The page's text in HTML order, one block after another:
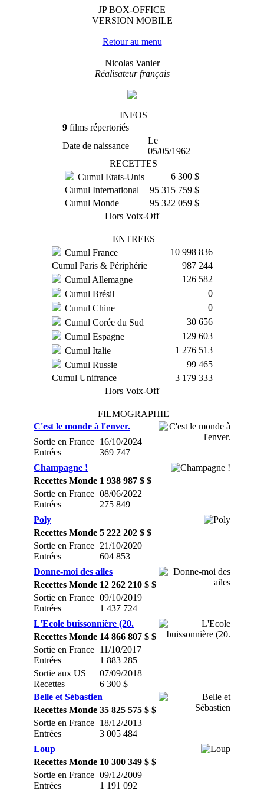
JP BOX-OFFICE
VERSION MOBILE
Retour au menu
Nicolas Vanier
Réalisateur français
INFOS
9films répertoriés
Date de naissance
Le
05/05/1962
RECETTES
Cumul Etats-Unis
6 300 $
Cumul International
95 315 759 $
Cumul Monde
95 322 059 $
Hors Voix-Off
ENTREES
Cumul France
10 998 836
Cumul Paris & Périphérie
987 244
Cumul Allemagne
126 582
Cumul Brésil
0
Cumul Chine
0
Cumul Corée du Sud
30 656
Cumul Espagne
129 603
Cumul Italie
1 276 513
Cumul Russie
99 465
Cumul Unifrance
3 179 333
Hors Voix-Off
FILMOGRAPHIE
C'est le monde à l'enver.
Sortie en France
Entrées
16/10/2024
369 747
Champagne !
Recettes Monde 1 938 987 $ $
Sortie en France
Entrées
08/06/2022
275 849
Poly
Recettes Monde 5 222 202 $ $
Sortie en France
Entrées
21/10/2020
604 853
Donne-moi des ailes
Recettes Monde 12 262 210 $ $
Sortie en France
Entrées
09/10/2019
1 437 724
L'Ecole buissonnière (20.
Recettes Monde 14 866 807 $ $
Sortie en France
Entrées
11/10/2017
1 883 285
Sortie aux US
Recettes
07/09/2018
6 300 $
Belle et Sébastien
Recettes Monde 35 825 575 $ $
Sortie en France
Entrées
18/12/2013
3 005 484
Loup
Recettes Monde 10 300 349 $ $
Sortie en France
Entrées
09/12/2009
1 191 092